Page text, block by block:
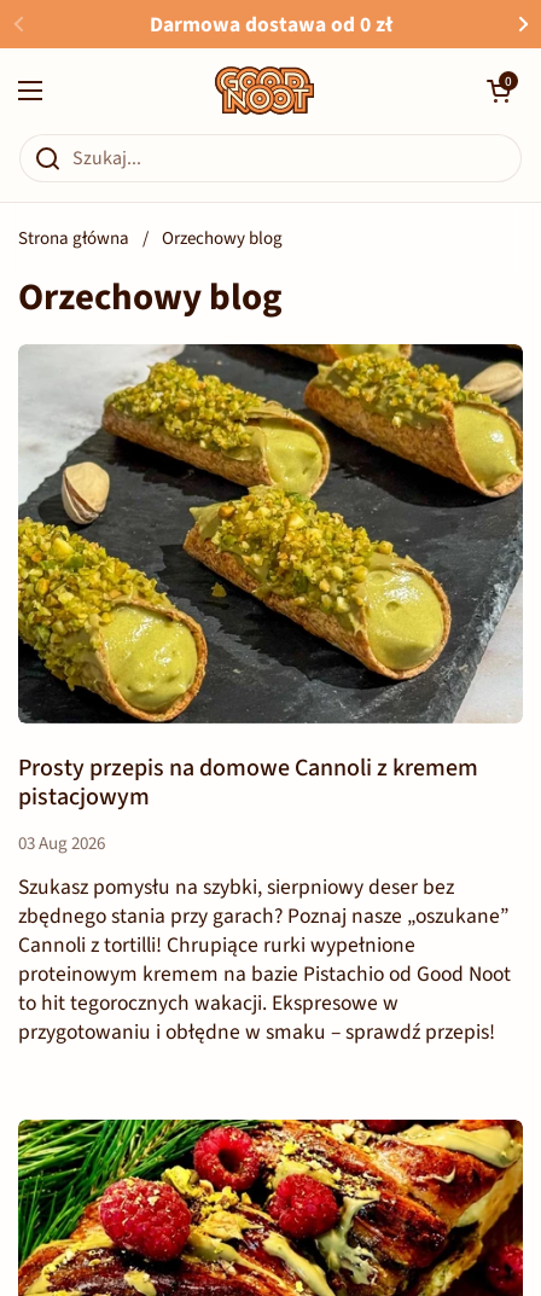
Przejdź do zawartościDarmowa dostawa od 0 zł
Otwórz menu
Otwórz
0
Strona główna / Orzechowy blog
Orzechowy blog
Prosty przepis na domowe Cannoli z kremem
pistacjowym
03 Aug 2026
Szukasz pomysłu na szybki, sierpniowy deser bez
zbędnego stania przy garach? Poznaj nasze „oszukane”
Cannoli z tortilli! Chrupiące rurki wypełnione
proteinowym kremem na bazie Pistachio od Good Noot
to hit tegorocznych wakacji. Ekspresowe w
przygotowaniu i obłędne w smaku – sprawdź przepis!